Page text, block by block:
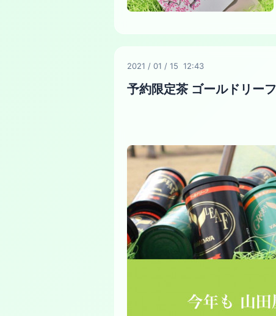
2021 / 01 / 15 12:43
予約限定茶 ゴールドリー